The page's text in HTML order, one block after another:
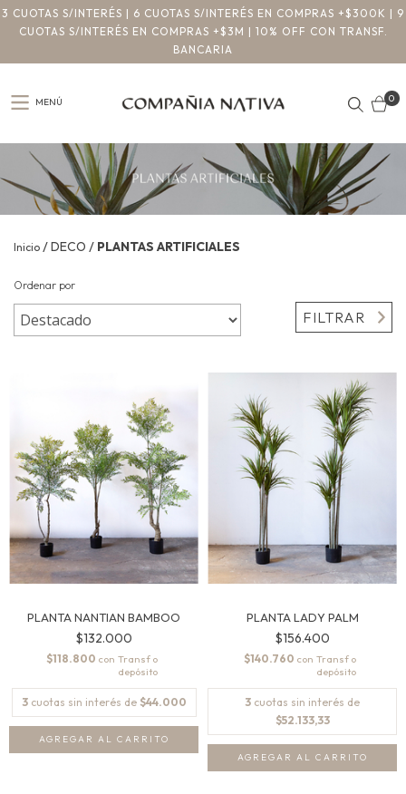
3 CUOTAS S/INTERÉS | 6 CUOTAS S/INTERÉS EN COMPRAS +$300K | 9
CUOTAS S/INTERÉS EN COMPRAS +$3M | 10% OFF CON TRANSF.
BANCARIA
MENÚ 0
Inicio /DECO / PLANTAS ARTIFICIALES
Ordenar por
FILTRAR
PLANTA NANTIAN BAMBOO
$132.000
$118.800 con
3 cuotas sin interés de $44.000
AGREGAR AL CARRITO
PLANTA LADY PALM
$156.400
$140.760 con
3 cuotas sin interés de
$52.133,33
AGREGAR AL CARRITO